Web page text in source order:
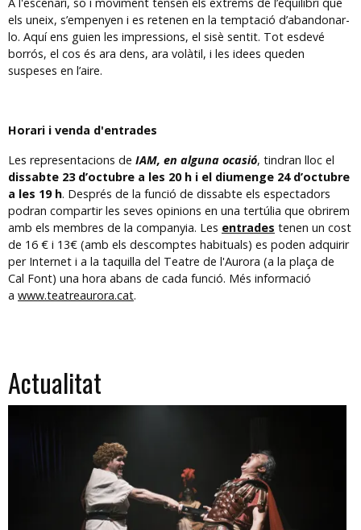
els uneix, s’empenyen i es retenen en la temptació d’abandonar-
lo. Aquí ens guien les impressions, el sisè sentit. Tot esdevé
borrós, el cos és ara dens, ara volàtil, i les idees queden
suspeses en l’aire.
Horari i venda d'entrades
Les representacions de IAM, en alguna ocasió, tindran lloc el
dissabte 23 d’octubre a les 20 h i el diumenge 24 d’octubre
a les 19 h. Després de la funció de dissabte els espectadors
podran compartir les seves opinions en una tertúlia que obrirem
amb els membres de la companyia. Les entrades tenen un cost
de 16 € i 13€ (amb els descomptes habituals) es poden adquirir
per Internet i a la taquilla del Teatre de l'Aurora (a la plaça de
Cal Font) una hora abans de cada funció. Més informació
a www.teatreaurora.cat.
Actualitat